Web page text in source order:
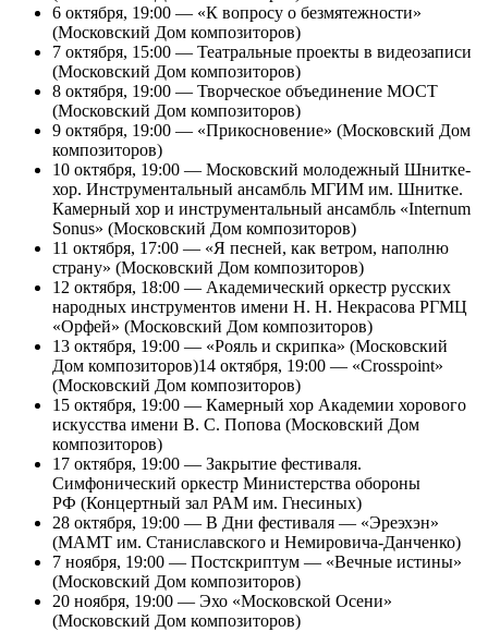
6 октября, 19:00 — «К вопросу о безмятежности»
(Московский Дом композиторов)
7 октября, 15:00 — Театральные проекты в видеозаписи
(Московский Дом композиторов)
8 октября, 19:00 — Творческое объединение МОСТ
(Московский Дом композиторов)
9 октября, 19:00 — «Прикосновение» (Московский Дом
композиторов)
10 октября, 19:00 — Московский молодежный Шнитке-
хор. Инструментальный ансамбль МГИМ им. Шнитке.
Камерный хор и инструментальный ансамбль «Internum
Sonus» (Московский Дом композиторов)
11 октября, 17:00 — «Я песней, как ветром, наполню
страну» (Московский Дом композиторов)
12 октября, 18:00 — Академический оркестр русских
народных инструментов имени Н. Н. Некрасова РГМЦ
«Орфей» (Московский Дом композиторов)
13 октября, 19:00 — «Рояль и скрипка» (Московский
Дом композиторов)14 октября, 19:00 — «Crosspoint»
(Московский Дом композиторов)
15 октября, 19:00 — Камерный хор Академии хорового
искусства имени В. С. Попова (Московский Дом
композиторов)
17 октября, 19:00 — Закрытие фестиваля.
Симфонический оркестр Министерства обороны
РФ (Концертный зал РАМ им. Гнесиных)
28 октября, 19:00 — В Дни фестиваля — «Эреэхэн»
(МАМТ им. Станиславского и Немировича-Данченко)
7 ноября, 19:00 — Постскриптум — «Вечные истины»
(Московский Дом композиторов)
20 ноября, 19:00 — Эхо «Московской Осени»
(Московский Дом композиторов)